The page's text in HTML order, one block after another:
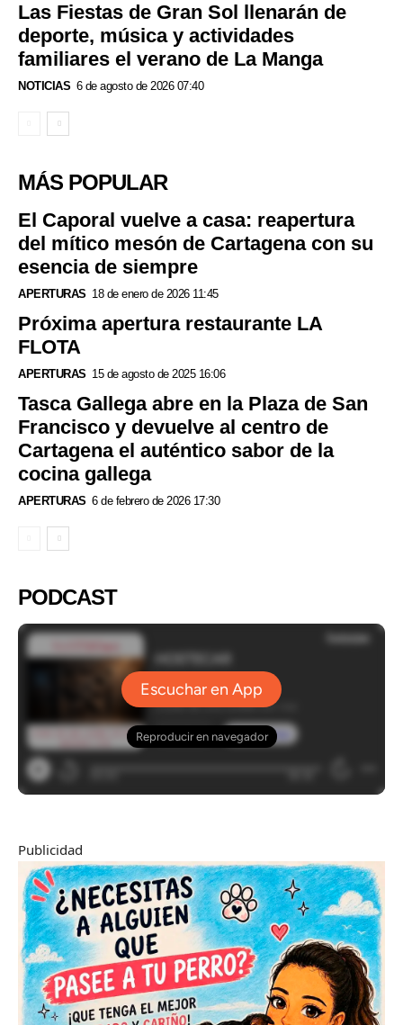
Las Fiestas de Gran Sol llenarán de
deporte, música y actividades
familiares el verano de La Manga
NOTICIAS 6 de agosto de 2026 07:40
MÁS POPULAR
El Caporal vuelve a casa: reapertura
del mítico mesón de Cartagena con su
esencia de siempre
APERTURAS 18 de enero de 2026 11:45
Próxima apertura restaurante LA
FLOTA
APERTURAS 15 de agosto de 2025 16:06
Tasca Gallega abre en la Plaza de San
Francisco y devuelve al centro de
Cartagena el auténtico sabor de la
cocina gallega
APERTURAS 6 de febrero de 2026 17:30
PODCAST
Publicidad